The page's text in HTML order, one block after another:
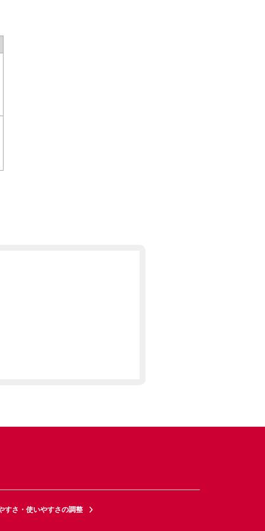
すさ・使いやすさの調整